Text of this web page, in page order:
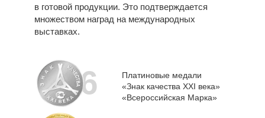
в готовой продукции. Это подтверждается
множеством наград на международных
выставках.
Платиновые медали
«Знак качества XXI века»
«Всероссийская Марка»
6